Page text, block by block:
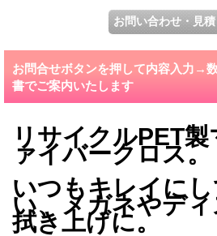
お問合せボタンを押して内容入力→
書でご案内いたします
リサイクルPET
ァイバークロス。
いつもキレイに
い、メガネやデ
拭き上げに。